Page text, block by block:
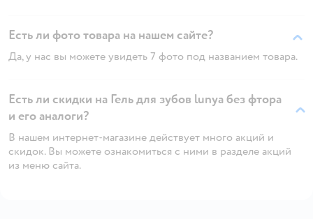
Есть ли фото товара на нашем сайте?
Да, у нас вы можете увидеть 7 фото под названием товара.
Есть ли скидки на Гель для зубов lunya без фтора
и его аналоги?
В нашем интернет-магазине действует много акций и
скидок. Вы можете ознакомиться с ними в разделе акций
из меню сайта.